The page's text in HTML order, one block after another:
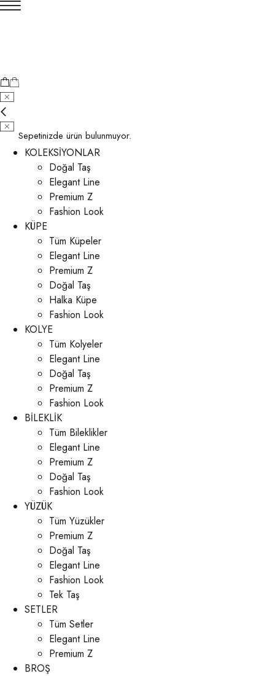
Sepetinizde ürün bulunmuyor.
KOLEKSİYONLAR
Doğal Taş
Elegant Line
Premium Z
Fashion Look
KÜPE
Tüm Küpeler
Elegant Line
Premium Z
Doğal Taş
Halka Küpe
Fashion Look
KOLYE
Tüm Kolyeler
Elegant Line
Doğal Taş
Premium Z
Fashion Look
BİLEKLİK
Tüm Bileklikler
Elegant Line
Premium Z
Doğal Taş
Fashion Look
YÜZÜK
Tüm Yüzükler
Premium Z
Doğal Taş
Elegant Line
Fashion Look
Tek Taş
SETLER
Tüm Setler
Elegant Line
Premium Z
BROŞ